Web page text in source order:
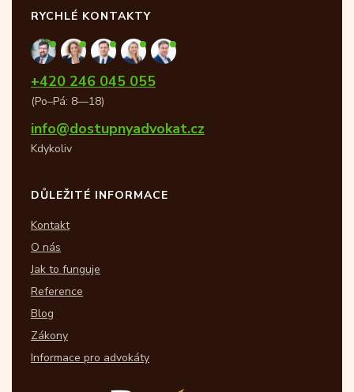
RYCHLÉ KONTAKTY
+420 246 045 055
(Po–Pá: 8—18)
info@dostupnyadvokat.cz
Kdykoliv
DŮLEŽITÉ INFORMACE
Kontakt
O nás
Jak to funguje
Reference
Blog
Zákony
Informace pro advokáty